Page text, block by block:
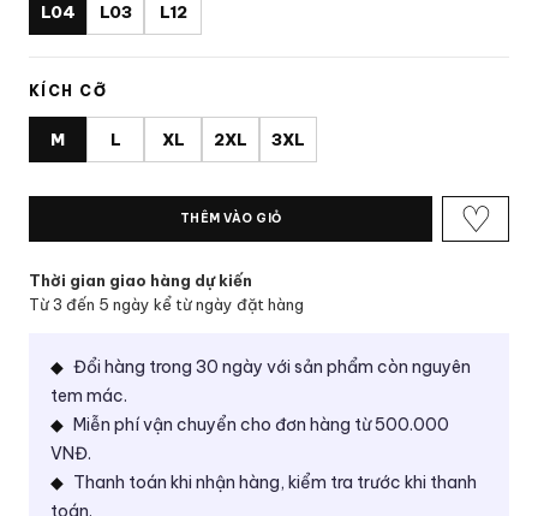
L04 L03 L12
KÍCH CỠ
M L XL 2XL 3XL
THÊM VÀO GIỎ ♡
Thời gian giao hàng dự kiến
Từ 3 đến 5 ngày kể từ ngày đặt hàng
Đổi hàng trong 30 ngày với sản phẩm còn nguyên
tem mác.
Miễn phí vận chuyển cho đơn hàng từ 500.000
VNĐ.
Thanh toán khi nhận hàng, kiểm tra trước khi thanh
toán.